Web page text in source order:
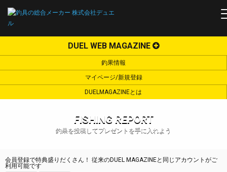
DUEL WEB MAGAZINE
釣果情報
マイページ/新規登録
DUELMAGAZINEとは
FISHING REPORT
釣果を投稿してプレゼントを手に入れよう
会員登録で特典盛りだくさん！ 従来のDUEL MAGAZINEと同じアカウントがご
利用可能です